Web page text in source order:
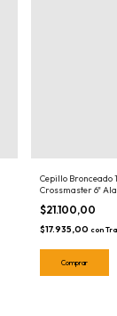
Cepillo Bronceado
Crossmaster 6"
$21.100,00
$17.935,00 con